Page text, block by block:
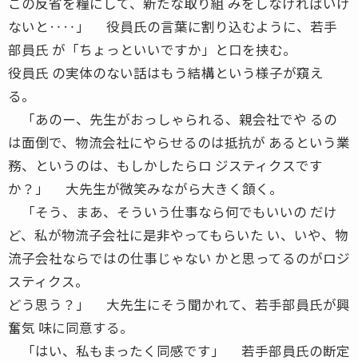
ないと‥‥」 役員氏の言葉に割り込むように、若手
部員氏 が「ちょっといいですか」と口を挟む。
役員氏 の実体のない話はもう結構という様子が窺え
る。
「あのー、先生がおっしゃられる、親会社でや るの
は面倒で、物流会社にやらせるのは抵抗が あるという業
務、というのは、もしかしたらロ ジスティクスです
か？」 大先生が微笑みながら大きく頷く。
「そう、まあ、そういう仕事なら何でもいいの だけ
ど、私が物流子会社に是非やってもらいた い、いや、物
流子会社ならではの仕事じゃない かと思ってるのがロジ
スティクス。
どう思う？」 大先生にそう聞かれて、若手部員氏が興
奮気 味に同意する。
「はい、私もまったく同感です」 若手部員氏の断定